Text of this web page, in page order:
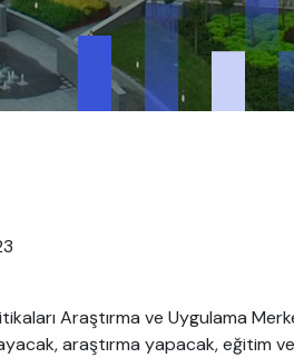
Araştırma ve Uygulama
araştırma yapacak, eğitim